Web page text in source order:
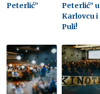
Peterlić”
Peterlić” u
Karlovcu i
Puli!